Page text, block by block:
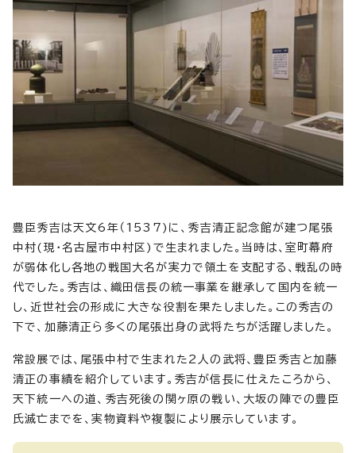
豊臣秀吉は天文6年（1537)に、秀吉清正記念館が建つ尾張
中村(現・名古屋市中村区)で生まれました。当時は、室町幕府
が弱体化し各地の戦国大名が実力で領土を支配する、戦乱の時
代でした。秀吉は、織田信長の統一事業を継承して国内を統一
し、近世社会の形成に大きな役割を果たしました。この秀吉の
下で、加藤清正ら多くの尾張出身の武将たちが活躍しました。
常設展では、尾張中村で生まれた2人の武将、豊臣秀吉と加藤
清正の事績を紹介しています。秀吉が信長に仕えたころから、
天下統一への道、秀吉死後の関ヶ原の戦い、大坂の陣での豊臣
氏滅亡までを、実物資料や複製により展示しています。